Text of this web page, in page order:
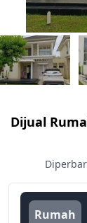
Dijual
Rumah